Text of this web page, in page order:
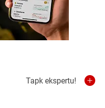
Tapk ekspertu!